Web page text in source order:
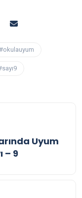
Uyum
– 9